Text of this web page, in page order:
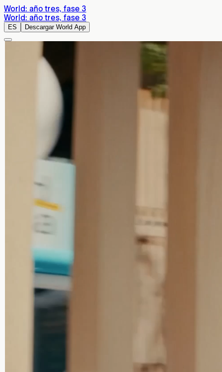
World: año tres, fase 3
World: año tres, fase 3
ES Descargar World App